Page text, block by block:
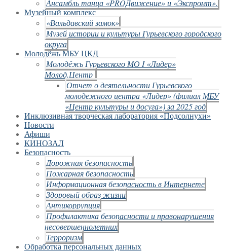
Ансамбль танца «PROДвижение» и «Экспромт».
Музейный комплекс
«Вальдавский замок»
Музей истории и культуры Гурьевского городского
округа
Молодёжь МБУ ЦКД
Молодёжь Гурьевского МО I «Лидер»
Молод.Центр
Отчет о деятельности Гурьевского
молодежного центра «Лидер» (филиал МБУ
«Центр культуры и досуга») за 2025 год
Инклюзивная творческая лаборатория «Подсолнухи»
Новости
Афиши
КИНОЗАЛ
Безопасность
Дорожная безопасность
Пожарная безопасность
Информационная безопасность в Интернете
Здоровый образ жизни
Антикоррупция
Профилактика безопасности и правонарушения
несовершеннолетних
Терроризм
Обработка персональных данных